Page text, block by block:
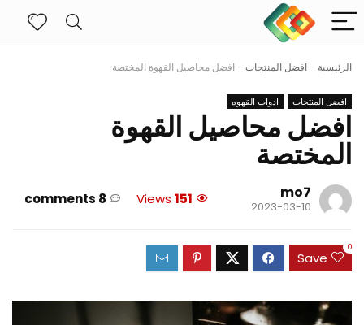
الرئيسية -افضل المنتجات - افضل محاصيل القهوة المختصة
افضل المنتجات ادوات القهوه
افضل محاصيل القهوة
المختصة
mo7
2023-03-10
151
8 comments
Save
0